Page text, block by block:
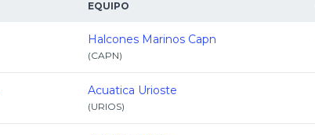
EQUIPO
Halcones Marinos Capn
(CAPN)
Acuatica Urioste
(URIOS)